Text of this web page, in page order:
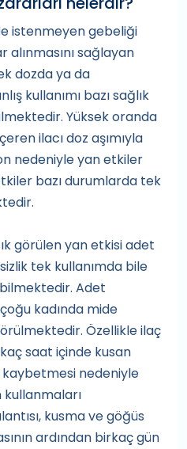
istenmeyen gebeliği
sağlayan
dozda ya da
kullanımı bazı sağlık
Yüksek oranda
ilacı doz aşımıyla
nedeniyle yan etkiler
bazı durumlarda tek
görülen yan etkisi adet
tek kullanımda bile
Adet
kadında mide
Özellikle ilaç
saat içinde kusan
kaybetmesi nedeniyle
kullanmaları
kusma ve göğüs
ardından birkaç gün